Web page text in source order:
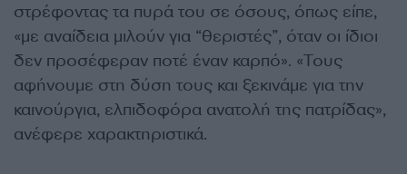
στρέφοντας τα πυρά του σε όσους, όπως είπε,
«με αναίδεια μιλούν για “θεριστές”, όταν οι ίδιοι
δεν προσέφεραν ποτέ έναν καρπό». «Τους
αφήνουμε στη δύση τους και ξεκινάμε για την
καινούργια, ελπιδοφόρα ανατολή της πατρίδας»,
ανέφερε χαρακτηριστικά.